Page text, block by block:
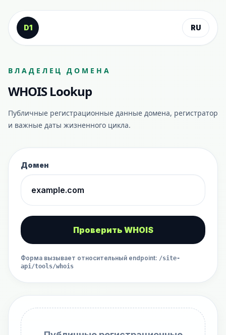
К содержанию
D1
RU
ВЛАДЕЛЕЦ ДОМЕНА
WHOIS Lookup
Публичные регистрационные данные домена, регистратор
и важные даты жизненного цикла.
Домен
Проверить WHOIS
Форма вызывает относительный endpoint: /site-
api/tools/whois